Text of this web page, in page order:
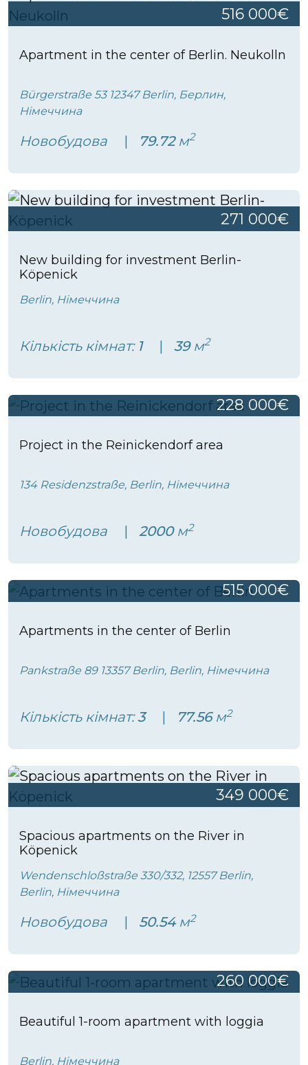
516 000€
Apartment in the center of Berlin. Neukolln
Bürgerstraße 53 12347 Berlin, Берлин,
Німеччина
Новобудова 79.72м2
271 000€
New building for investment Berlin-
Köpenick
Berlin, Німеччина
Кількість кімнат: 1 39м2
228 000€
Project in the Reinickendorf area
134 Residenzstraße, Berlin, Німеччина
Новобудова 2000м2
515 000€
Apartments in the center of Berlin
Pankstraße 89 13357 Berlin, Berlin, Німеччина
Кількість кімнат:3 77.56м2
349 000€
Spacious apartments on the River in
Köpenick
Wendenschloßstraße 330/332, 12557 Berlin,
Berlin, Німеччина
Новобудова 50.54м2
260 000€
Beautiful 1-room apartment with loggia
Berlin, Німеччина